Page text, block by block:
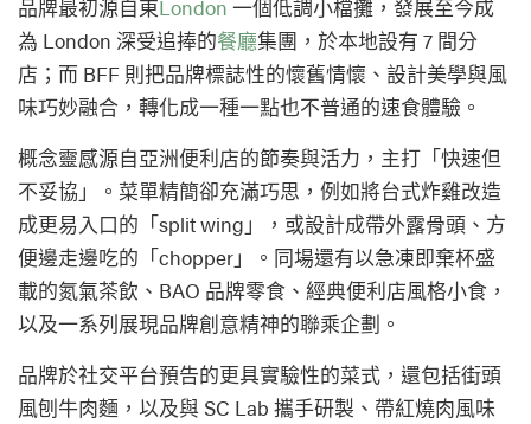
品牌最初源自東London 一個低調小檔攤，發展至今成
為 London 深受追捧的餐廳集團，於本地設有 7 間分
店；而 BFF 則把品牌標誌性的懷舊情懷、設計美學與風
味巧妙融合，轉化成一種一點也不普通的速食體驗。
概念靈感源自亞洲便利店的節奏與活力，主打「快速但
不妥協」。菜單精簡卻充滿巧思，例如將台式炸雞改造
成更易入口的「split wing」，或設計成帶外露骨頭、方
便邊走邊吃的「chopper」。同場還有以急凍即棄杯盛
載的氮氣茶飲、BAO 品牌零食、經典便利店風格小食，
以及一系列展現品牌創意精神的聯乘企劃。
品牌於社交平台預告的更具實驗性的菜式，還包括街頭
風刨牛肉麵，以及與 SC Lab 攜手研製、帶紅燒肉風味